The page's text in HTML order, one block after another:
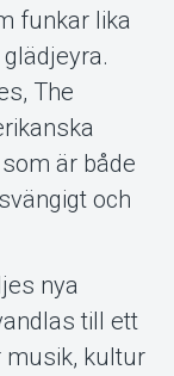
funkar lika
The
är både
och
nya
till ett
musik, kultur